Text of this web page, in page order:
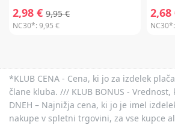
2,98 € 9,95 €
NC30*:9,95 €
2,68
NC30*:
*KLUB CENA - Cena, ki jo za izdelek
člane kluba. /// KLUB BONUS -
DNEH – Najnižja cena, ki jo je imel
nakupe v spletni trgovini, za vse kupce